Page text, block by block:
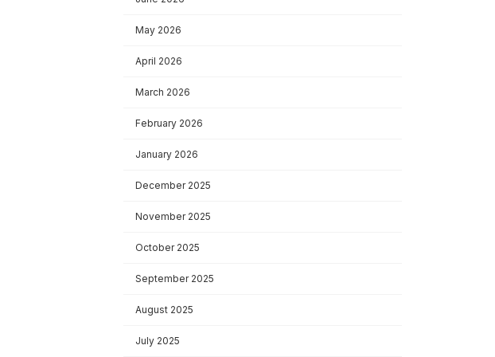
May 2026
April 2026
March 2026
February 2026
January 2026
December 2025
November 2025
October 2025
September 2025
August 2025
July 2025